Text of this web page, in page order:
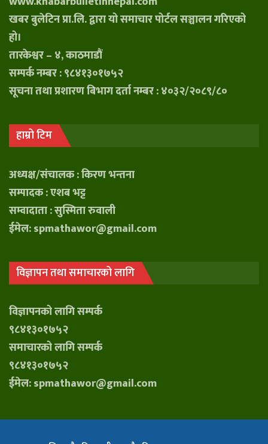
खबर बुलेटिन प्रा.लि. द्वारा यो समाचार पोर्टल सञ्चालन गरिएको
हो।
तारकेश्वर – ४, काठमाडौं
सम्पर्क नम्बर : ९८४१३०१७५२
सूचना तथा प्रशारण बिभाग दर्ता नम्बर : ४०३२/२०८९/८०
हाम्रो टिम
अध्यक्ष/संचालक : किरण भन्तना
सम्पादक : एशब भट्ट
सम्वादाता : सुस्मिता रुवाली
ईमेल: spmathawor@gmail.com
विज्ञापन तथा समाचारको लागि
विज्ञापनको लागि सम्पर्क
९८४१३०१७५२
समाचारको लागि सम्पर्क
९८४१३०१७५२
ईमेल: spmathawor@gmail.com